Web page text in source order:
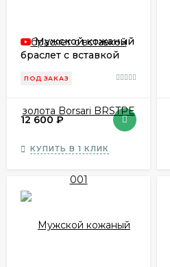
Мужской кожаный
браслет с вставкой
BRSTPE 001
ПОД ЗАКАЗ
12 600₽
КУПИТЬ В 1 КЛИК